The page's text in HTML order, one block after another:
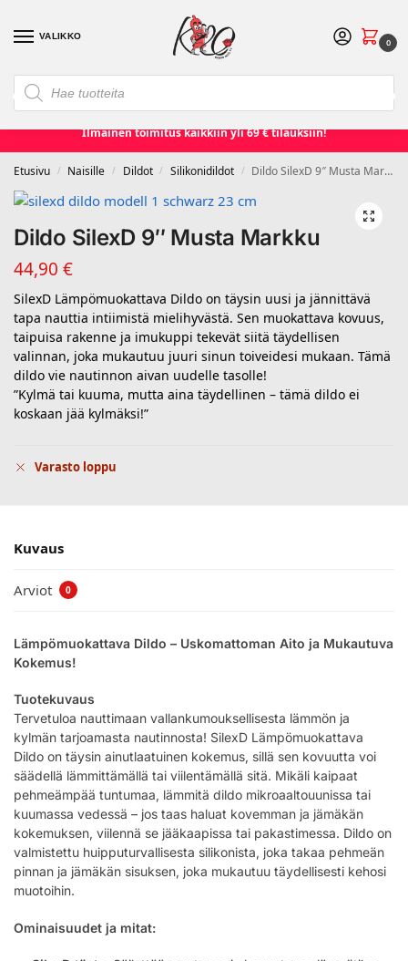
VALIKKO
0
❮ Etusivu Seksilelut ja seksivälineet Miehille❯
Ilmainen toimitus kaikkiin yli 69 € tilauksiin!
Etusivu / Naisille / Dildot / Silikonidildot / Dildo SilexD 9″ Musta Markku
Dildo SilexD 9″ Musta Markku
44,90 €
SilexD Lämpömuokattava Dildo on täysin uusi ja jännittävä
tapa nauttia intiimistä mielihyvästä. Sen muokattava kovuus,
taipuisa rakenne ja imukuppi tekevät siitä täydellisen
valinnan, joka mukautuu juuri sinun toiveidesi mukaan. Tämä
dildo vie nautinnon aivan uudelle tasolle!
”Kylmä tai kuuma, mutta aina täydellinen – tämä dildo ei
koskaan jää kylmäksi!”
Varasto loppu
Kuvaus
Arviot 0
Lämpömuokattava Dildo – Uskomattoman Aito ja Mukautuva
Kokemus!
Tuotekuvaus
Tervetuloa nauttimaan vallankumouksellisesta lämmön ja
kylmän tarjoamasta nautinnosta! SilexD Lämpömuokattava
Dildo on täysin ainutlaatuinen kokemus, sillä sen kovuutta voi
säädellä lämmittämällä tai viilentämällä sitä. Mikäli kaipaat
pehmeämpää tuntumaa, lämmitä dildo mikroaaltouunissa tai
kuumassa vedessä – jos taas haluat kovemman ja jämäkän
kokemuksen, viilennä se jääkaapissa tai pakastimessa. Dildo on
valmistettu huipputurvallisesta silikonista, joka takaa pehmeän
pinnan ja jämäkän sisuksen, joka mukautuu täydellisesti kehosi
muotoihin.
Ominaisuudet ja mitat: